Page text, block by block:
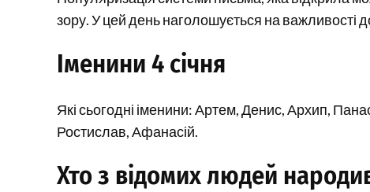
зору. У цей день наголошується на важливості
Іменини 4 січня
Які сьогодні іменини: Артем, Денис, Архип,
Ростислав, Афанасій.
Хто з відомих людей